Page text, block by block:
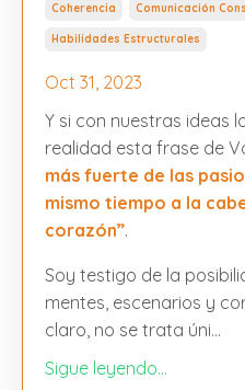
Coherencia Comunicación
Habilidades Estructurales
Oct 31, 2023
Y si con nuestras ideas
realidad esta frase de
más fuerte de las
mismo tiempo a la
corazón”.
Soy testigo de la
mentes, escenarios y
claro, no se trata úni...
Sigue leyendo...